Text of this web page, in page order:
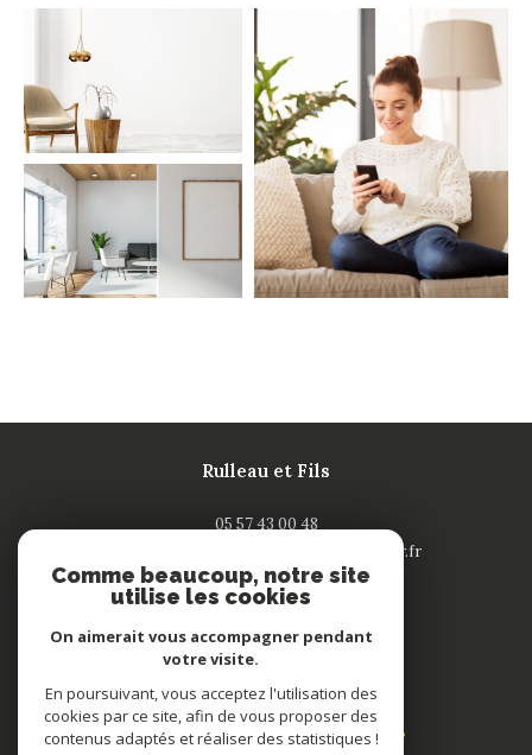
Rulleau et Fils
05 57 43 00 48
contact-saintandre@rulleau-immobilier.fr
132 rue Nationale
33240 saint-andré de cubzac
Adhérents
Comme beaucoup, notre site
utilise les cookies
On aimerait vous accompagner pendant
votre visite.
En poursuivant, vous acceptez l'utilisation des
cookies par ce site, afin de vous proposer des
contenus adaptés et réaliser des statistiques !